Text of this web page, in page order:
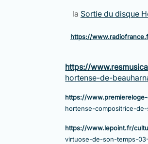
la Sortie du disque
https://
https://
hortense-de-
https://
hortense-compositrice-
https://www.lepoint.fr/
virtuose-de-son-temps-